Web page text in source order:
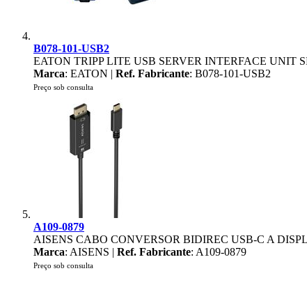
B078-101-USB2
EATON TRIPP LITE USB SERVER INTERFACE UNIT
Marca: EATON | Ref. Fabricante: B078-101-USB2
Preço sob consulta
A109-0879
AISENS CABO CONVERSOR BIDIREC USB-C A
Marca: AISENS | Ref. Fabricante: A109-0879
Preço sob consulta